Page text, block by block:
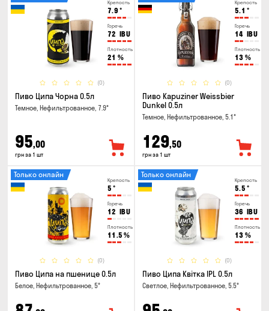
Крепость
7.9 °
Горечь
72 IBU
Плотность
21 %
(0)
Пиво Ципа Чорна 0.5л
Темное, Нефильтрованное, 7.9°
95,00
грн за 1 шт
Крепость
5.1 °
Горечь
14 IBU
Плотность
13 %
(0)
Пиво Kapuziner Weissbier
Dunkel 0.5л
Темное, Нефильтрованное, 5.1°
129,50
грн за 1 шт
Крепость
5 °
Горечь
12 IBU
Плотность
11.5 %
(0)
Только онлайн
Пиво Ципа на пшенице 0.5л
Белое, Нефильтрованное, 5°
Крепость
5.5 °
Горечь
36 IBU
Плотность
13 %
(0)
Только онлайн
Пиво Ципа Квітка IPL 0.5л
Светлое, Нефильтрованное, 5.5°